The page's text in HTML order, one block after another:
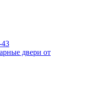
43
двери от